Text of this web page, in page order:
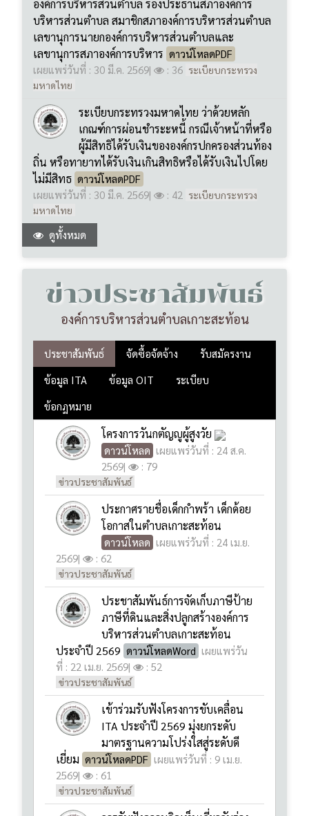
เผยแพร่วันที่ : 30 มี.ค. 2569| : 36 ระเบียบกระทรวง
มหาดไทย
ระเบียบกระทรวงมหาดไทย ว่าด้วยหลัก
เกณฑ์การผ่อนชำระะหนี้ กรณีเจ้าหน้าที่หรือ
ไม่มีสิทธ
ดาวน์โหลดPDF
เผยแพร่วันที่ : 30 มี.ค. 2569| : 42 ระเบียบกระทรวง
ดูทั้งหมด
ข่าวประชาสัมพันธ์
องค์การบริหารส่วนตำบลเกาะสะท้อน
ประชาสัมพันธ์ จัดซื้อจัดจ้าง
รับสมัครงาน
ข้อมูล ITA
ข้อมูล OIT
ระเบียบ
ข้อกฏหมาย
โครงการวันกตัญญูผู้สูงวัย
ดาวน์โหลด
เผยแพร่วันที่ : 24 ส.ค.
ข่าวประชาสัมพันธ์
ประกาศรายชื่อเด็กกำพร้า เด็กด้อย
โอกาสในตำบลเกาะสะท้อน
ดาวน์โหลด
2569| : 62
ข่าวประชาสัมพันธ์
ประชาสัมพันธ์การจัดเก็บภาษีป้าย
ภาษีที่ดินและสิ่งปลูกสร้างองค์การ
บริหารส่วนตำบลเกาะสะท้อน
ประจำปี 2569 ดาวน์โหลดWord เผยแพร่วัน
ที่ : 22 เม.ย. 2569| : 52
ข่าวประชาสัมพันธ์
เข้าร่วมรับฟังโครงการขับเคลื่อน
ITA ประจำปี 2569 มุ่งยกระดับ
มาตรฐานความโปร่งใสสู่ระดับดี
เยี่ยม ดาวน์โหลดPDF เผยแพร่วันที่ : 9 เม.ย.
2569| : 61
ข่าวประชาสัมพันธ์
การรับฟังความคิดเห็นเกี่ยวกับร่าง
ข้อบัญญัติท้องถิ่นด้านการ
สาธารณสุข
แพร่วันที่ : 2 เม.ย. 2569| : 88